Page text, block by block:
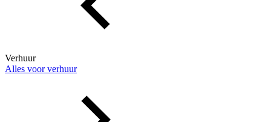
Verhuur
Alles voor verhuur